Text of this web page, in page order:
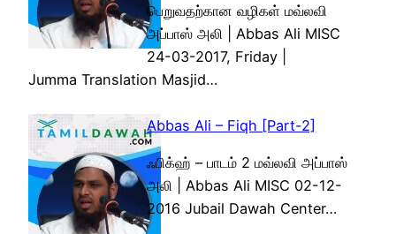
பெறுவதற்கான வழிகள் மவ்லவி
அப்பாஸ் அலி | Abbas Ali MISC
24-03-2017, Friday |
Jumma Translation Masjid…
Abbas Ali – Fiqh [Part-2]
ஃபிக்ஹ் – பாடம் 2 மவ்லவி அப்பாஸ்
அலி | Abbas Ali MISC 02-12-
2016 Jubail Dawah Center…